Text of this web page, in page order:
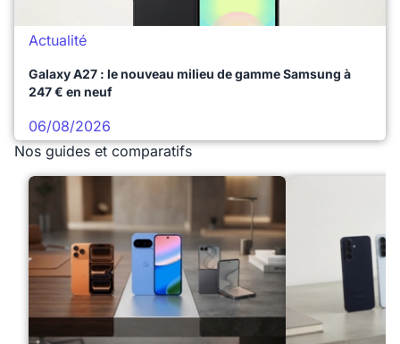
Actualité
Galaxy A27 : le nouveau milieu de gamme Samsung à
247 € en neuf
06/08/2026
Nos guides et comparatifs